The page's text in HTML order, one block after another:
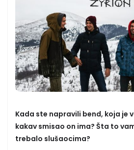
Kada ste napravili bend, koja je
kakav smisao on ima? Šta to
trebalo slušaocima?